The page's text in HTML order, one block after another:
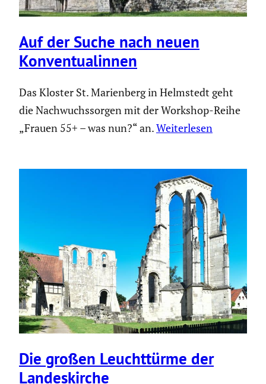
Auf der Suche nach neuen
Konven­tu­alinnen
Das Kloster St. Marienberg in Helmstedt geht
die Nachwuchssorgen mit der Workshop-Reihe
„Frauen 55+ – was nun?“ an.Weiterlesen
Die großen Leucht­türme der
Landes­kirche